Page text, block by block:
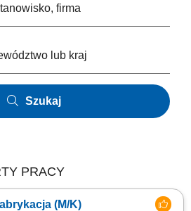
Szukaj
PRACY
(M/K)